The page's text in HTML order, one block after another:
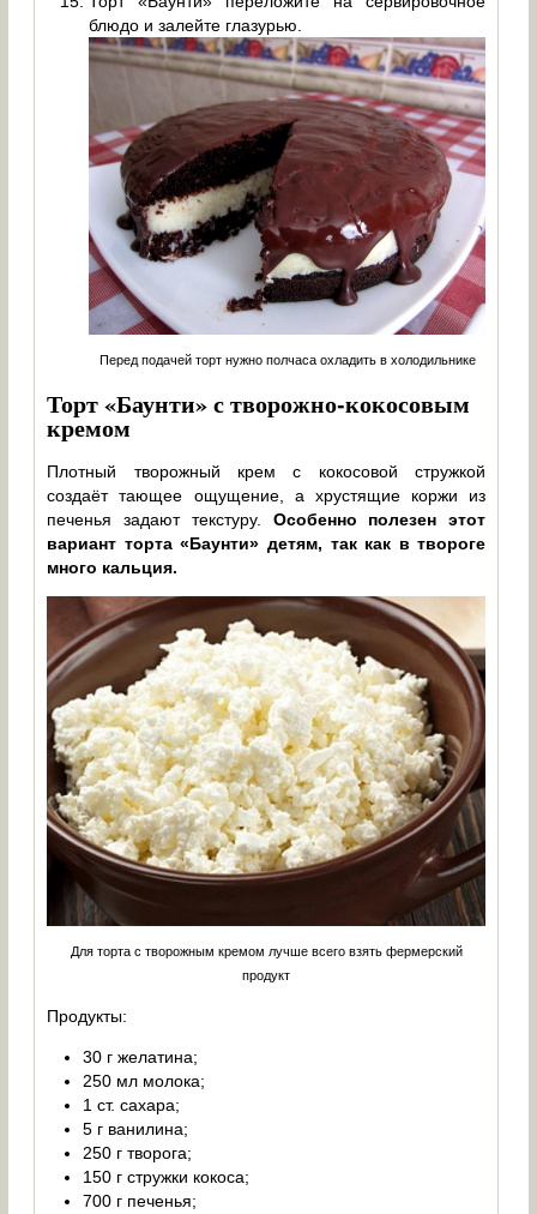
блюдо и залейте глазурью.
Перед подачей торт нужно полчаса охладить в холодильнике
Торт «Баунти» с творожно-кокосовым
кремом
Плотный творожный крем с кокосовой стружкой
создаёт тающее ощущение, а хрустящие коржи из
печенья задают текстуру. Особенно полезен этот
вариант торта «Баунти» детям, так как в твороге
много кальция.
Для торта с творожным кремом лучше всего взять фермерский
продукт
Продукты:
30 г желатина;
250 мл молока;
1 ст. сахара;
5 г ванилина;
250 г творога;
150 г стружки кокоса;
700 г печенья;